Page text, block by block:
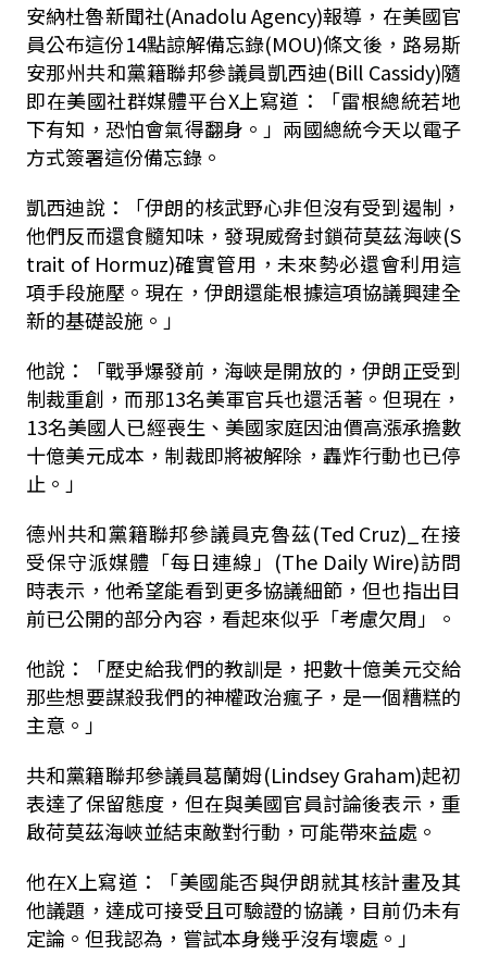
安納杜魯新聞社(Anadolu Agency)報導，在美國官
員公布這份14點諒解備忘錄(MOU)條文後，路易斯
安那州共和黨籍聯邦參議員凱西迪(Bill Cassidy)隨
即在美國社群媒體平台X上寫道：「雷根總統若地
下有知，恐怕會氣得翻身。」兩國總統今天以電子
方式簽署這份備忘錄。
凱西迪說：「伊朗的核武野心非但沒有受到遏制，
他們反而還食髓知味，發現威脅封鎖荷莫茲海峽(S
trait of Hormuz)確實管用，未來勢必還會利用這
項手段施壓。現在，伊朗還能根據這項協議興建全
新的基礎設施。」
他說：「戰爭爆發前，海峽是開放的，伊朗正受到
制裁重創，而那13名美軍官兵也還活著。但現在，
13名美國人已經喪生、美國家庭因油價高漲承擔數
十億美元成本，制裁即將被解除，轟炸行動也已停
止。」
德州共和黨籍聯邦參議員克魯茲(Ted Cruz)_在接
受保守派媒體「每日連線」(The Daily Wire)訪問
時表示，他希望能看到更多協議細節，但也指出目
前已公開的部分內容，看起來似乎「考慮欠周」。
他說：「歷史給我們的教訓是，把數十億美元交給
那些想要謀殺我們的神權政治瘋子，是一個糟糕的
主意。」
共和黨籍聯邦參議員葛蘭姆(Lindsey Graham)起初
表達了保留態度，但在與美國官員討論後表示，重
啟荷莫茲海峽並結束敵對行動，可能帶來益處。
他在X上寫道：「美國能否與伊朗就其核計畫及其
他議題，達成可接受且可驗證的協議，目前仍未有
定論。但我認為，嘗試本身幾乎沒有壞處。」